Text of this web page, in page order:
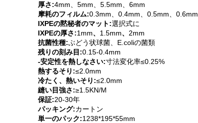
厚さ:4mm、5mm、5.5mm、6mm
摩耗のフィルム:0.3mm、0.4mm、0.5mm、0.6mm
IXPEの黙秘者のマット:選択式に
IXPEの厚さ:1mm、 1.5mm、 2mm
抗菌性種:ぶどう状球菌、E.coliの菌類
残りの刻み目:0.15-0.4mm
-安定性を熱しなさい:寸法変化率≤0.25%
熱するそり:≤2.0mm
冷たく、熱いそり:≤2.0mm
縫い目強さ:≥1.5KN/M
保証:20-30年
パッキング:カートン
単一のパック:1238*195*55mm